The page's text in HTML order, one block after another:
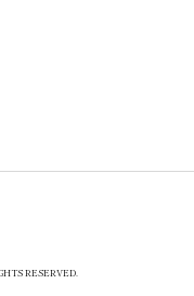
RESERVED.